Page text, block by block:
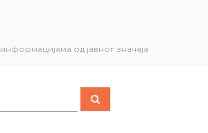
од јавног значаја
S
e